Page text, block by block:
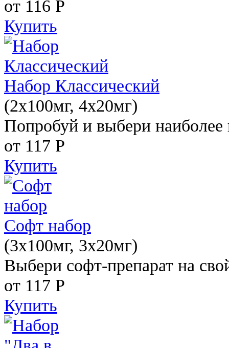
от 116 Р
Купить
Набор Классический
(2x100мг, 4x20мг)
Попробуй и выбери наиболее
от 117 Р
Купить
Софт набор
(3x100мг, 3x20мг)
Выбери софт-препарат на
от 117 Р
Купить